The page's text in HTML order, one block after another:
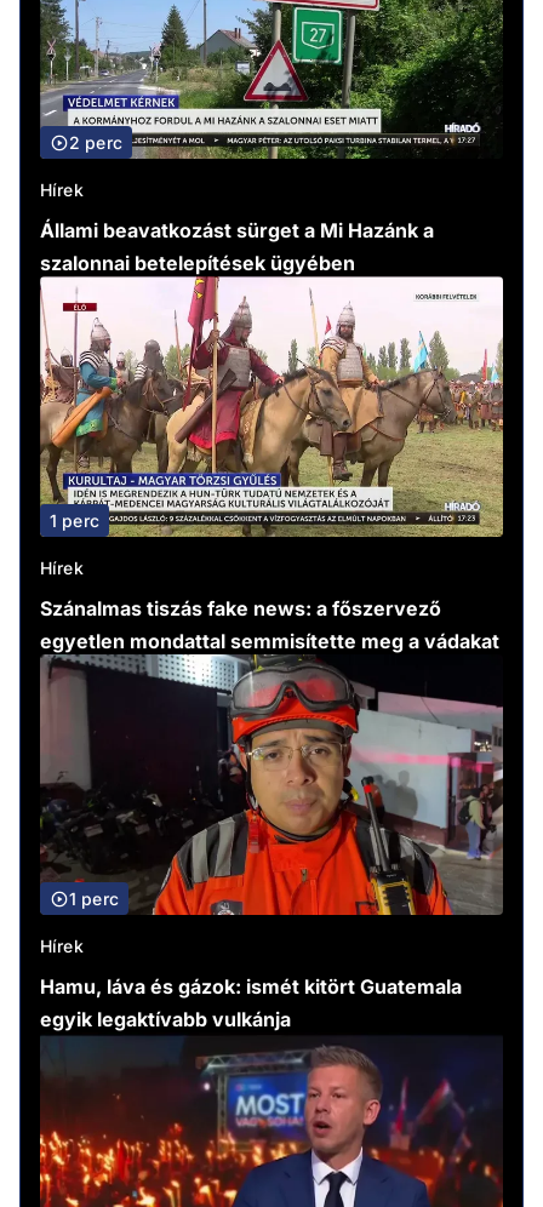
2 perc
Hírek
Állami beavatkozást sürget a Mi Hazánk a
szalonnai betelepítések ügyében
1 perc
Hírek
Szánalmas tiszás fake news: a főszervező
egyetlen mondattal semmisítette meg a vádakat
1 perc
Hírek
Hamu, láva és gázok: ismét kitört Guatemala
egyik legaktívabb vulkánja